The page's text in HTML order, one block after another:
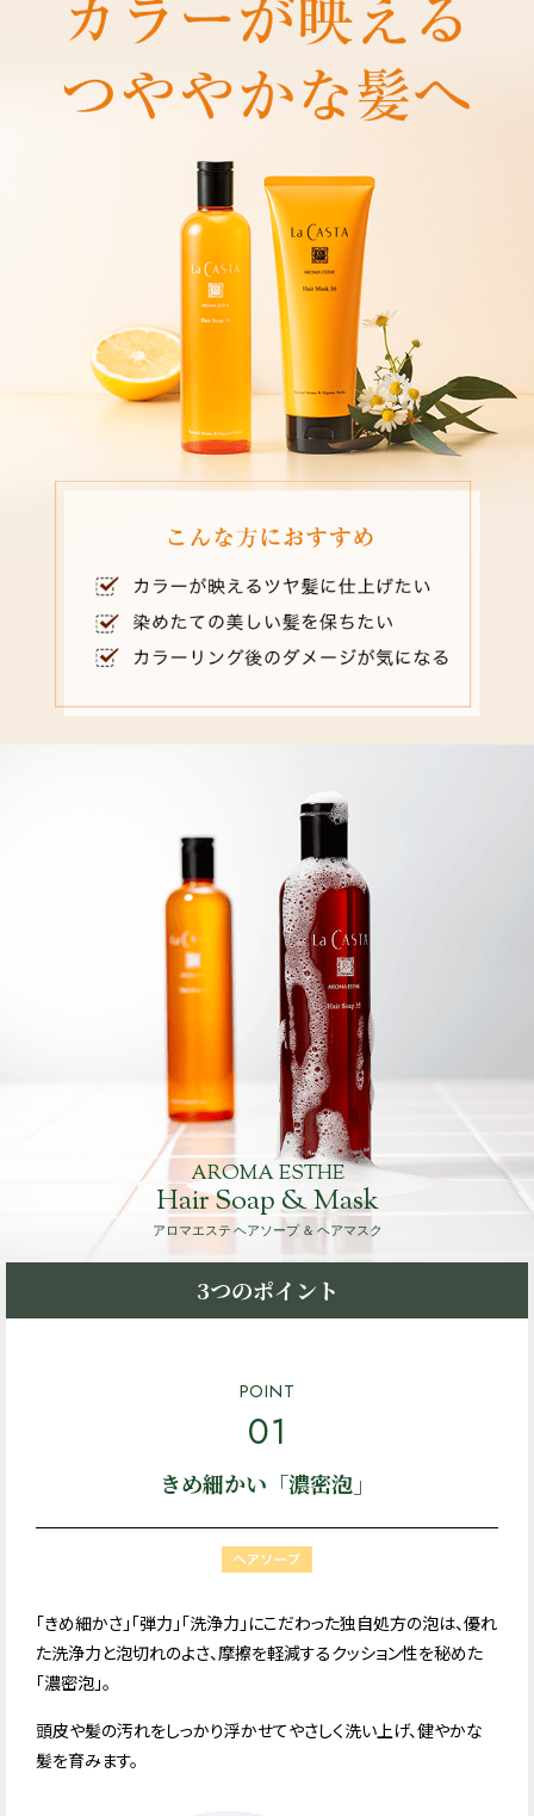
AROMA ESTHE
Hair Soap & Mask
アロマエステ ヘアソープ ＆ ヘアマスク
3つのポイント
POINT
01
きめ細かい「濃密泡」
「きめ細かさ」「弾力」「洗浄力」にこだわった独自処方の泡は、優れ
た洗浄力と泡切れのよさ、摩擦を軽減するクッション性を秘めた
「濃密泡」。
頭皮や髪の汚れをしっかり浮かせてやさしく洗い上げ、健やかな
髪を育みます。